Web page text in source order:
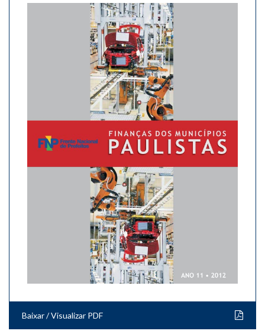
Baixar / Visualizar PDF